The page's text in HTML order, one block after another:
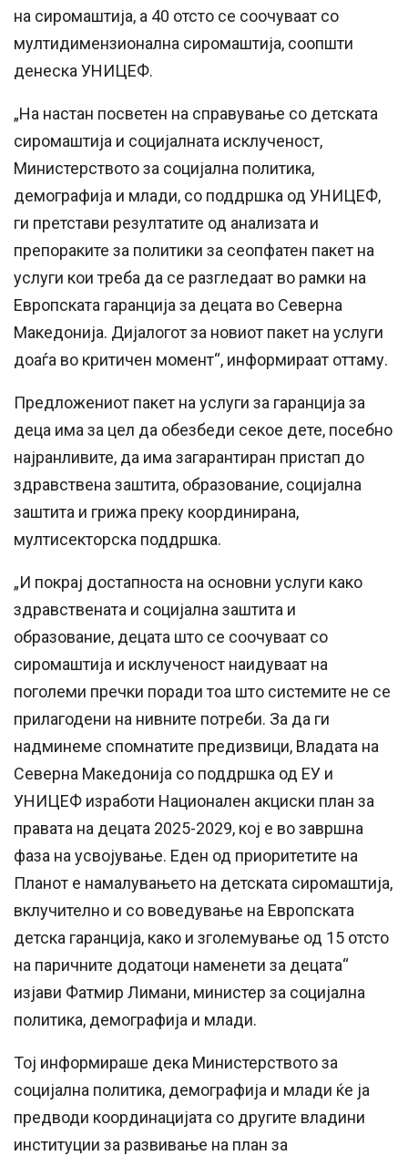
на сиромаштија, а 40 отсто се соочуваат со
мултидимензионална сиромаштија, соопшти
денеска УНИЦЕФ.
„На настан посветен на справување со детската
сиромаштија и социјалната исклученост,
Министерството за социјална политика,
демографија и млади, со поддршка од УНИЦЕФ,
ги претстави резултатите од анализата и
препораките за политики за сеопфатен пакет на
услуги кои треба да се разгледаат во рамки на
Европската гаранција за децата во Северна
Македонија. Дијалогот за новиот пакет на услуги
доаѓа во критичен момент“, информираат оттаму.
Предложениот пакет на услуги за гаранција за
деца има за цел да обезбеди секое дете, посебно
најранливите, да има загарантиран пристап до
здравствена заштита, образование, социјална
заштита и грижа преку координирана,
мултисекторска поддршка.
„И покрај достапноста на основни услуги како
здравствената и социјална заштита и
образование, децата што се соочуваат со
сиромаштија и исклученост наидуваат на
поголеми пречки поради тоа што системите не се
прилагодени на нивните потреби. За да ги
надминеме спомнатите предизвици, Владата на
Северна Македонија со поддршка од ЕУ и
УНИЦЕФ изработи Национален акциски план за
правата на децата 2025-2029, кој е во завршна
фаза на усвојување. Еден од приоритетите на
Планот е намалувањето на детската сиромаштија,
вклучително и со воведување на Европската
детска гаранција, како и зголемување од 15 отсто
на паричните додатоци наменети за децата“
изјави Фатмир Лимани, министер за социјална
политика, демографија и млади.
Тој информираше дека Министерството за
социјална политика, демографија и млади ќе ја
предводи координацијата со другите владини
институции за развивање на план за